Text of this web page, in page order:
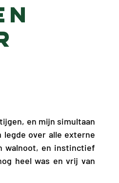
Van Hacht
Sofie Verraest
en mijn simultaan
legde over alle externe
walnoot, en instinctief
heel was en vrij van